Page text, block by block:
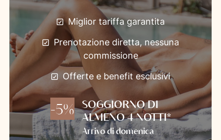
Miglior tariffa garantita
Prenotazione diretta, nessuna
commissione
Offerte e benefit esclusivi
-5%
SOGGIORNO DI
ALMENO 4 NOTTI*
Arrivo di domenica